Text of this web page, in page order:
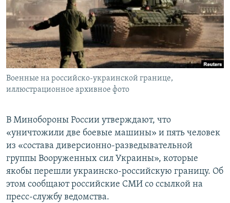
ПОБЕДИТЕЛЕЙ НЕ СУДЯТ?
КРЫМ.НЕПОКОРЕННЫЙ
ELIFBE
УКРАИНСКАЯ ПРОБЛЕМА КРЫМА
ПРИСОЕДИНЯЙТЕСЬ!
Все сайты RFE/RL
Военные на российско-украинской границе,
иллюстрационное архивное фото
В Минобороны России утверждают, что
«уничтожили две боевые машины» и пять человек
из «состава диверсионно-разведывательной
группы Вооруженных сил Украины», которые
якобы перешли украинско-российскую границу. Об
этом сообщают российские СМИ со ссылкой на
пресс-службу ведомства.